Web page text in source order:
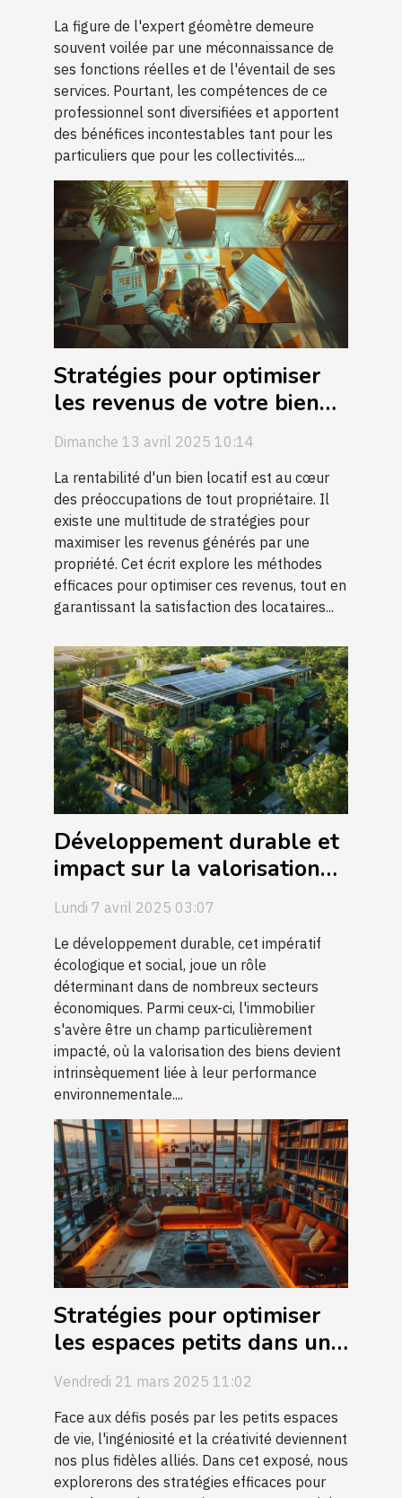
La figure de l'expert géomètre demeure
souvent voilée par une méconnaissance de
ses fonctions réelles et de l'éventail de ses
services. Pourtant, les compétences de ce
professionnel sont diversifiées et apportent
des bénéfices incontestables tant pour les
particuliers que pour les collectivités....
Stratégies pour optimiser
les revenus de votre bien
locatif
Dimanche 13 avril 2025 10:14
La rentabilité d'un bien locatif est au cœur
des préoccupations de tout propriétaire. Il
existe une multitude de stratégies pour
maximiser les revenus générés par une
propriété. Cet écrit explore les méthodes
efficaces pour optimiser ces revenus, tout en
garantissant la satisfaction des locataires...
Développement durable et
impact sur la valorisation
immobilière
Lundi 7 avril 2025 03:07
Le développement durable, cet impératif
écologique et social, joue un rôle
déterminant dans de nombreux secteurs
économiques. Parmi ceux-ci, l'immobilier
s'avère être un champ particulièrement
impacté, où la valorisation des biens devient
intrinsèquement liée à leur performance
environnementale....
Stratégies pour optimiser
les espaces petits dans un
logement
Vendredi 21 mars 2025 11:02
Face aux défis posés par les petits espaces
de vie, l'ingéniosité et la créativité deviennent
nos plus fidèles alliés. Dans cet exposé, nous
explorerons des stratégies efficaces pour